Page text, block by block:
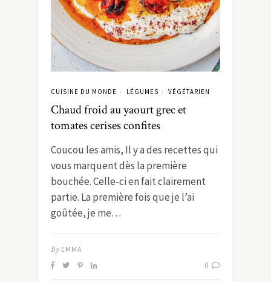
CUISINE DU MONDE / LÉGUMES / VÉGÉTARIEN
Chaud froid au yaourt grec et
tomates cerises confites
Coucou les amis, Il y a des recettes qui
vous marquent dès la première
bouchée. Celle-ci en fait clairement
partie. La première fois que je l’ai
goûtée, je me…
By EMMA
0